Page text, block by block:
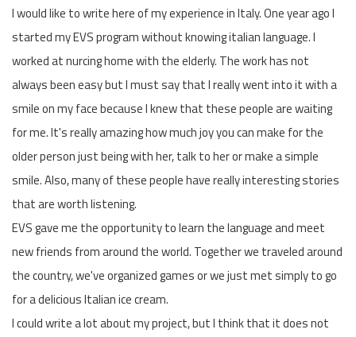
I would like to write here of my experience in Italy. One year ago I
started my EVS program without knowing italian language. I
worked at nurcing home with the elderly. The work has not
always been easy but I must say that I really went into it with a
smile on my face because I knew that these people are waiting
for me. It's really amazing how much joy you can make for the
older person just being with her, talk to her or make a simple
smile. Also, many of these people have really interesting stories
that are worth listening.
EVS gave me the opportunity to learn the language and meet
new friends from around the world. Together we traveled around
the country, we've organized games or we just met simply to go
for a delicious Italian ice cream.
I could write a lot about my project, but I think that it does not